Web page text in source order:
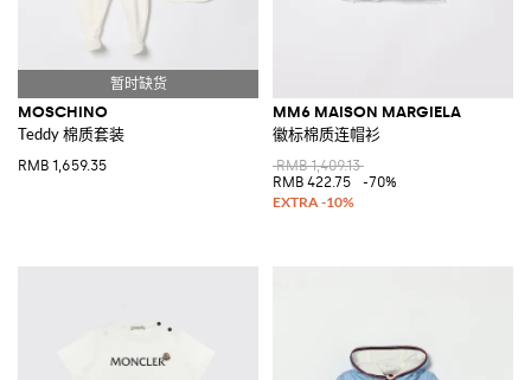
MOSCHINO
Teddy 棉质套装
RMB 1,659.35
MM6 MAISON MARGIELA
徽标棉质连帽衫
RMB 1,409.13
RMB 422.75
-70%